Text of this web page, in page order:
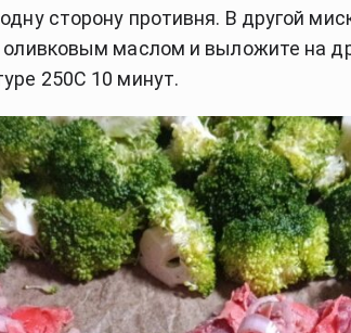
сторону противня. В другой
маслом и выложите на
250C 10 минут.